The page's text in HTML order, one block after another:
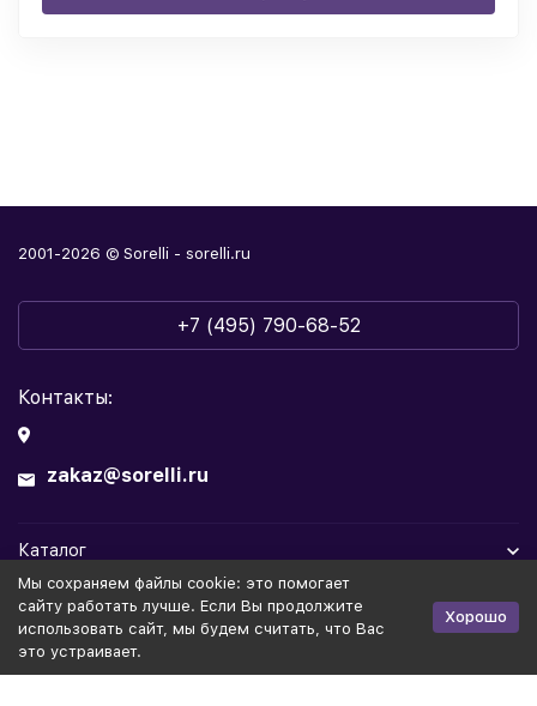
2001-2026 © Sorelli - sorelli.ru
+7 (495) 790-68-52
Контакты:
zakaz@sorelli.ru
Каталог
Информация
Политика персональных данных Публичная оферта
Мы cохраняем файлы cookie: это помогает
сайту работать лучше. Если Вы продолжите
использовать сайт, мы будем считать, что Вас
это устраивает.
Хорошо